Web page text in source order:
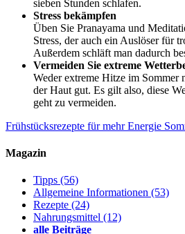
sieben Stunden schlafen.
Stress bekämpfen
Üben Sie Pranayama und
Stress, der auch ein Auslöser für
Außerdem schläft man dadurch
Vermeiden Sie extreme
Weder extreme Hitze im Sommer
der Haut gut. Es gilt also, diese
geht zu vermeiden.
Frühstücksrezepte für mehr Energie
Magazin
Tipps (56)
Allgemeine Informationen (53)
Rezepte (24)
Nahrungsmittel (12)
alle Beiträge